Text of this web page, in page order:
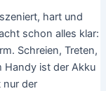
hart und
schon alles klar:
Schreien, Treten,
Handy ist der Akku
nur der